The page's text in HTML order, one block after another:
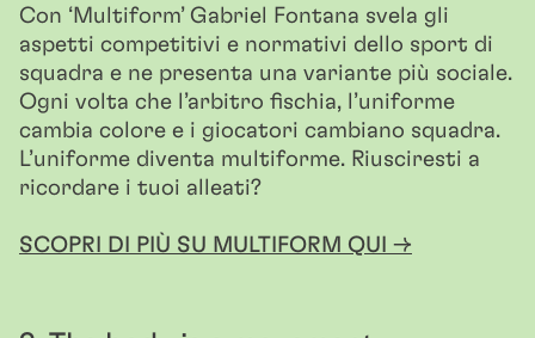
Con ‘Multiform’ Gabriel Fontana svela gli
aspetti competitivi e normativi dello sport di
squadra e ne presenta una variante più sociale.
Ogni volta che l’arbitro fischia, l’uniforme
cambia colore e i giocatori cambiano squadra.
L’uniforme diventa multiforme. Riusciresti a
ricordare i tuoi alleati?
SCOPRI DI PIÙ SU MULTIFORM QUI →